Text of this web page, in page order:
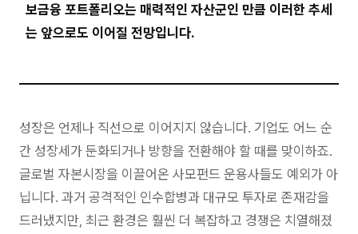
보금융 포트폴리오는 매력적인 자산군인 만큼 이러한 추세
는 앞으로도 이어질 전망입니다.
성장은 언제나 직선으로 이어지지 않습니다. 기업도 어느 순
간 성장세가 둔화되거나 방향을 전환해야 할 때를 맞이하죠.
글로벌 자본시장을 이끌어온 사모펀드 운용사들도 예외가 아
닙니다. 과거 공격적인 인수합병과 대규모 투자로 존재감을
드러냈지만, 최근 환경은 훨씬 더 복잡하고 경쟁은 치열해졌